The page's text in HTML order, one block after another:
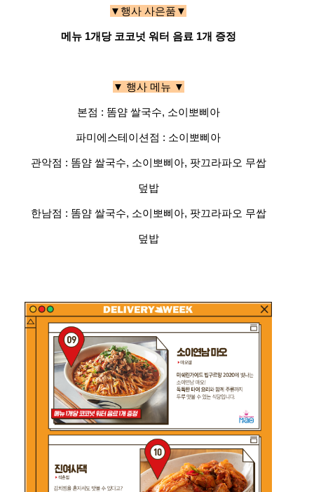
▼행사 사은품▼
메뉴 1개당 코코넛 워터 음료 1개 증정
▼ 행사 메뉴 ▼
본점 : 똠얌 쌀국수, 소이뽀삐아
파미에스테이션점 : 소이뽀삐아
관악점 : 똠얌 쌀국수, 소이뽀삐아, 팟끄라파오 무쌉
덮밥
한남점 : 똠얌 쌀국수, 소이뽀삐아, 팟끄라파오 무쌉
덮밥